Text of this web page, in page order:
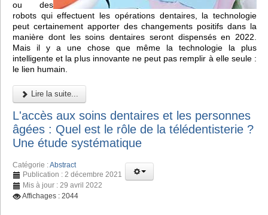
ou des
robots qui effectuent les opérations dentaires, la technologie
peut certainement apporter des changements positifs dans la
manière dont les soins dentaires seront dispensés en 2022.
Mais il y a une chose que même la technologie la plus
intelligente et la plus innovante ne peut pas remplir à elle seule :
le lien humain.
Lire la suite...
L'accès aux soins dentaires et les personnes
âgées : Quel est le rôle de la télédentisterie ?
Une étude systématique
Catégorie :Abstract
Publication : 2 décembre 2021
Mis à jour : 29 avril 2022
Affichages : 2044